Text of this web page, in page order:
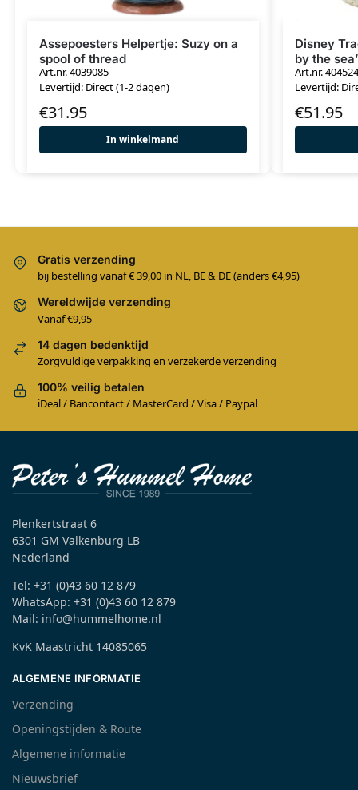
Assepoesters Helpertje: Suzy on a
spool of thread
Art.nr. 4039085
Levertijd: Direct (1-2 dagen)
€31.95
In winkelmand
Disney
by the
Art.nr.
Levertijd:
€51.95
Gratis verzending
bij bestelling vanaf € 39,00 in NL, BE & DE (anders €4,95)
Wereldwijde verzending
Vanaf €9,95
14 dagen bedenktijd
Zorgvuldige verpakking en verzekerde verzending
100% veilig betalen
iDeal / Bancontact / MasterCard / Visa / Paypal
Plenkertstraat 6
6301 GM Valkenburg LB
Nederland
Tel: +31 (0)43 60 12 879
WhatsApp: +31 (0)43 60 12 879
Mail: info@hummelhome.nl
KvK Maastricht 14085065
ALGEMENE INFORMATIE
Verzending
Openingstijden & Route
Algemene informatie
Nieuwsbrief